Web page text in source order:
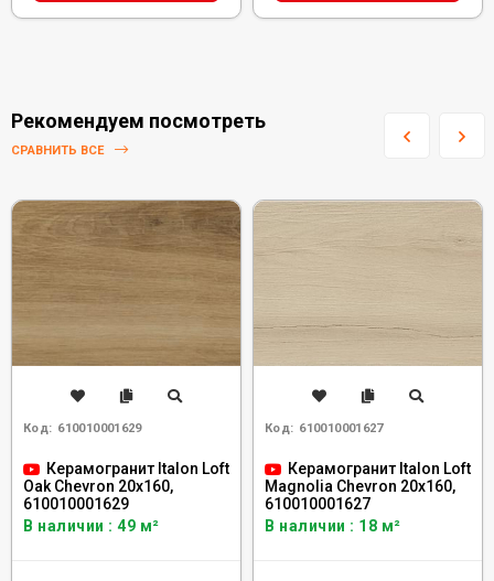
Рекомендуем посмотреть
СРАВНИТЬ ВСЕ
Код: 610010001629
Керамогранит Italon Loft
Oak Chevron 20x160,
610010001629
В наличии : 49 м²
Код: 610010001627
Керамогранит Italon Loft
Magnolia Chevron 20x160,
610010001627
В наличии : 18 м²